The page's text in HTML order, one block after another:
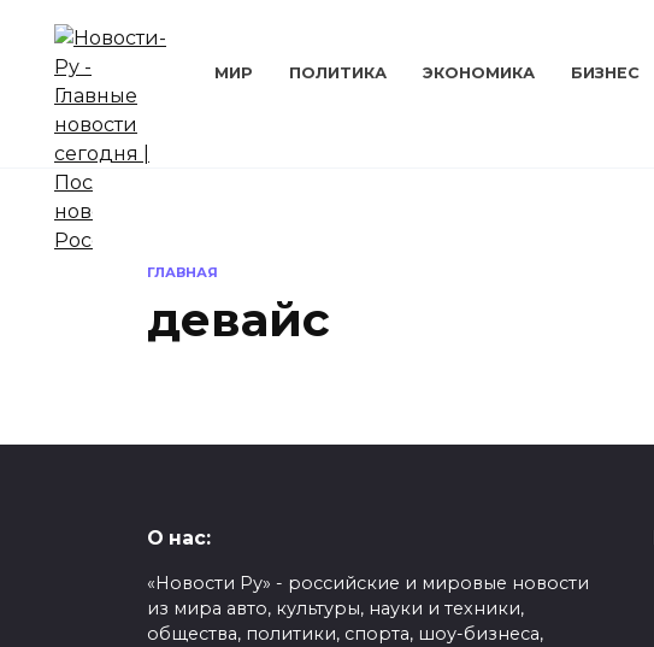
содержанию
МИР ПОЛИТИКА ЭКОНОМИКА БИЗНЕС
ГЛАВНАЯ
девайс
О нас:
«Новости Ру» - российские и мировые новости
из мира авто, культуры, науки и техники,
общества, политики, спорта, шоу-бизнеса,